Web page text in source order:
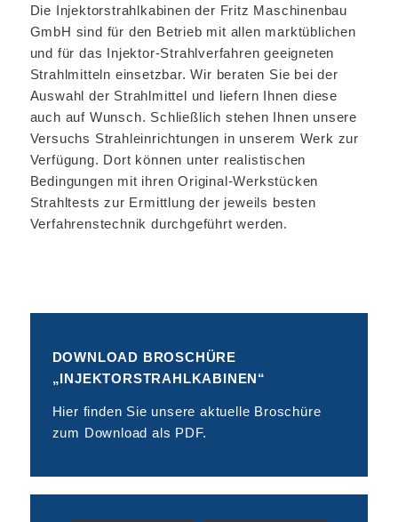
Die Injektorstrahlkabinen der Fritz Maschinenbau
GmbH sind für den Betrieb mit allen marktüblichen
und für das Injektor-Strahlverfahren geeigneten
Strahlmitteln einsetzbar. Wir beraten Sie bei der
Auswahl der Strahlmittel und liefern Ihnen diese
auch auf Wunsch. Schließlich stehen Ihnen unsere
Versuchs Strahleinrichtungen in unserem Werk zur
Verfügung. Dort können unter realistischen
Bedingungen mit ihren Original-Werkstücken
Strahltests zur Ermittlung der jeweils besten
Verfahrenstechnik durchgeführt werden.
DOWNLOAD BROSCHÜRE
„INJEKTORSTRAHLKABINEN“
Hier finden Sie unsere aktuelle Broschüre
zum Download als PDF.